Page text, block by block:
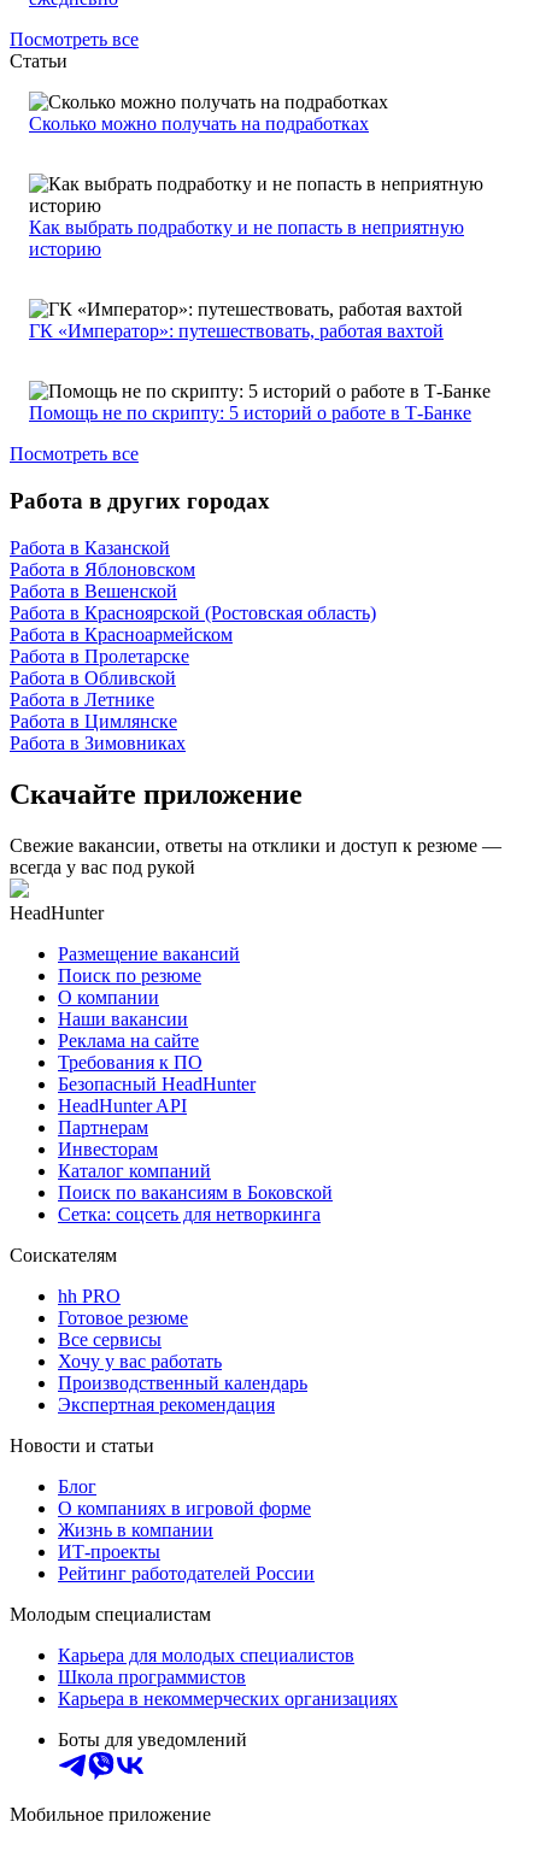
Посмотреть все
Статьи
Сколько можно получать на подработках
Как выбрать подработку и не попасть в неприятную
историю
ГК «Император»: путешествовать, работая вахтой
Помощь не по скрипту: 5 историй о работе в Т-Банке
Посмотреть все
Работа в других городах
Работа в Казанской
Работа в Яблоновском
Работа в Вешенской
Работа в Красноярской (Ростовская область)
Работа в Красноармейском
Работа в Пролетарске
Работа в Обливской
Работа в Летнике
Работа в Цимлянске
Работа в Зимовниках
Скачайте приложение
Свежие вакансии, ответы на отклики и доступ к резюме —
всегда у вас под рукой
HeadHunter
Размещение вакансий
Поиск по резюме
О компании
Наши вакансии
Реклама на сайте
Требования к ПО
Безопасный HeadHunter
HeadHunter API
Партнерам
Инвесторам
Каталог компаний
Поиск по вакансиям в Боковской
Сетка: соцсеть для нетворкинга
Соискателям
hh PRO
Готовое резюме
Все сервисы
Хочу у вас работать
Производственный календарь
Экспертная рекомендация
Новости и статьи
Блог
О компаниях в игровой форме
Жизнь в компании
ИТ-проекты
Рейтинг работодателей России
Молодым специалистам
Карьера для молодых специалистов
Школа программистов
Карьера в некоммерческих организациях
Боты для уведомлений
Мобильное приложение